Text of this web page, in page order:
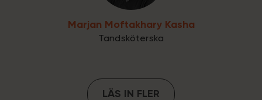
Marjan Moftakhary Kasha
Tandsköterska
LÄS IN FLER